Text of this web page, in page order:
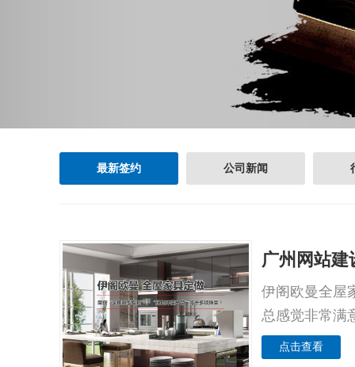
最新签约 公司新闻
广州网站建
伊阁欧曼全屋
总感觉非常满
点击查看